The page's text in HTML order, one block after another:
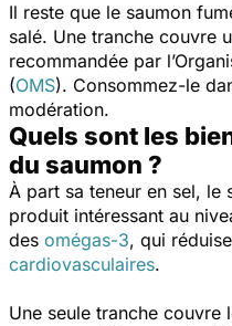
Il reste que le saumon
salé. Une tranche couvre
recommandée par
(OMS). Consommez-le
modération.
Quels sont les
du saumon ?
À part sa teneur en sel, le
produit intéressant au
des omégas-3, qui
cardiovasculaires.
Une seule tranche couvre